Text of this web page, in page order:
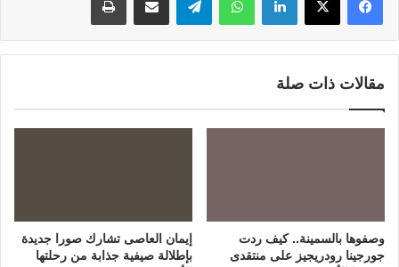
مقالات ذات صلة
وصفوها بالسمينة.. كيف ردت
جورجينا رودريجيز على منتقدى
إيمان العاصى تشارك صورا جديدة
بإطلالة صيفية جذابة من رحلتها